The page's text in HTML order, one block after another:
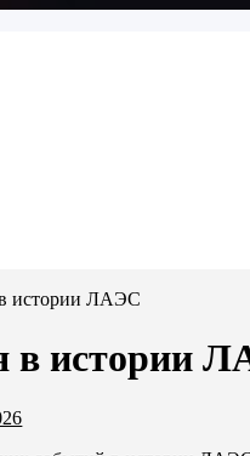
истории ЛАЭС
в истории